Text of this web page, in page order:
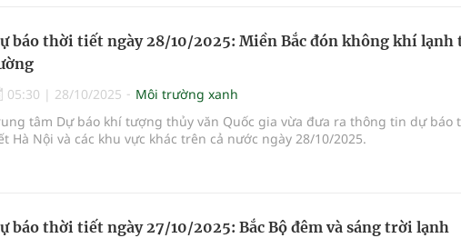
báo thời tiết ngày 28/10/2025: Miền Bắc đón không khí lạnh
05:30 | 28/10/2025
Môi trường xanh
tâm Dự báo khí tượng thủy văn Quốc gia vừa đưa ra thông tin dự báo
Hà Nội và các khu vực khác trên cả nước ngày 28/10/2025.
báo thời tiết ngày 27/10/2025: Bắc Bộ đêm và sáng trời lạnh